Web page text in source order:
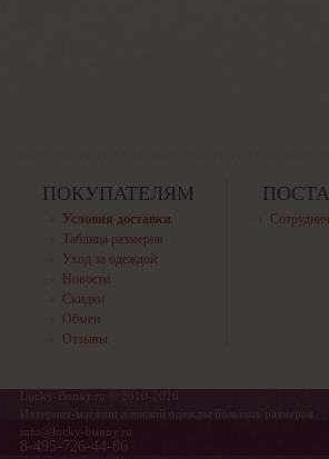
ПОКУПАТЕЛЯМ
Условия доставки
Таблица размеров
Уход за одеждой
Новости
Скидки
Обмен
Отзывы
Интернет-магазин женской одежды больших размеров
info@lucky-bunny.ru
8-495-726-44-86